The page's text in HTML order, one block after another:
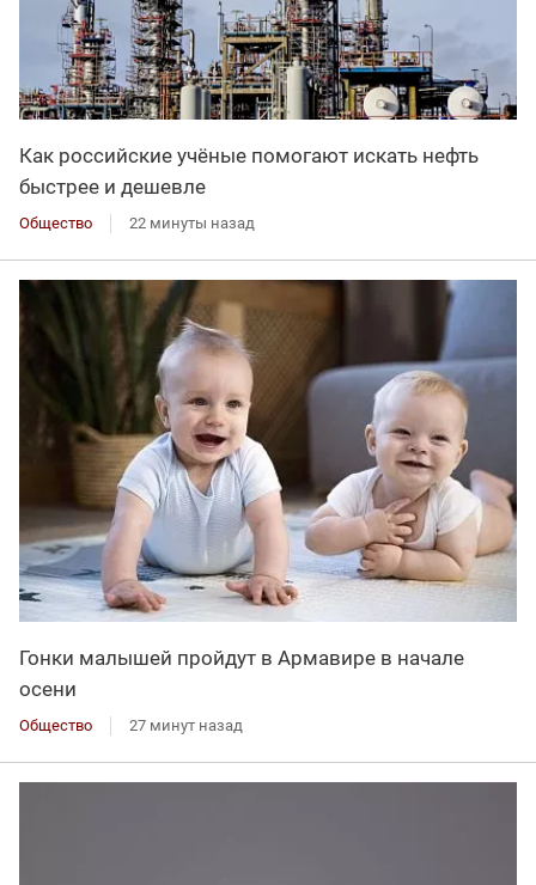
Как российские учёные помогают искать нефть
быстрее и дешевле
Общество 22 минуты назад
Гонки малышей пройдут в Армавире в начале
осени
Общество 27 минут назад